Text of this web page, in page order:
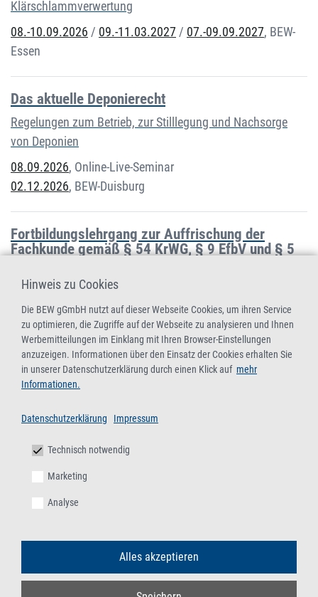
Klärschlammverwertung
08.-10.09.2026 / 09.-11.03.2027 / 07.-09.09.2027, BEW-
Essen
Das aktuelle Deponierecht
Regelungen zum Betrieb, zur Stilllegung und Nachsorge
von Deponien
08.09.2026, Online-Live-Seminar
02.12.2026, BEW-Duisburg
Fortbildungslehrgang zur Auffrischung der
Fachkunde gemäß § 54 KrWG, § 9 EfbV und § 5
abfallrechtliche Überwachung)
Aktualisierung der Fachkunde für Sammler/-innen,
Beförderer/-innen, Händler/-innen, Makler/-innen und
Entsorger/-innen gefährlicher Abfälle (mit bundesweiter
behördlicher Anerkennung)
08.-09.09.2026
13.-14.10.2026/03.-04.11.2026
Fachkunde gemäß § 4 Deponieverordnung –
Grundlehrgang
Mit bundesweit geltenden behördlichen Anerkennungen als
Auffrischungslehrgang gemäß § 9 EfbV und § 5 AbfAEV
08.-09.09.2026,Online-Live-Seminar
BEW-Duisburg
Hinweis zu Cookies
Die BEW gGmbH nutzt auf dieser Webseite Cookies, um ihren Service
zu optimieren, die Zugriffe auf der Webseite zu analysieren und Ihnen
Werbemitteilungen im Einklang mit Ihren Browser-Einstellungen
anzuzeigen. Informationen über den Einsatz der Cookies erhalten Sie
in unserer Datenschutzerklärung durch einen Klick auf mehr
Informationen.
Datenschutzerklärung Impressum
Technisch notwendig
Marketing
Analyse
Alles akzeptieren